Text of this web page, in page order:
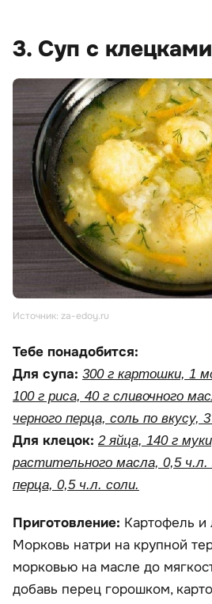
3. Суп с
Источник: za-edoy.ru
Тебе понадобится:
Для супа: 300 г картошки, 1
100 г риса, 40 г сливочного
черного перца, соль по вкусу,
Для клецок: 2 яйца, 140 г
растительного масла, 0,5 ч.л.
перца, 0,5 ч.л. соли.
Приготовление: Картофель и
Морковь натри на крупной
морковью на масле до
добавь перец горошком,